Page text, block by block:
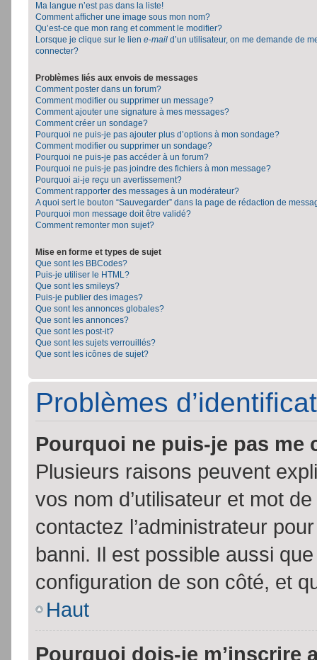
Ma langue n’est pas dans la liste!
Comment afficher une image sous mon nom?
Qu’est-ce que mon rang et comment le modifier?
Lorsque je clique sur le lien e-mail d’un utilisateur, on me demande de
connecter?
Problèmes liés aux envois de messages
Comment poster dans un forum?
Comment modifier ou supprimer un message?
Comment ajouter une signature à mes messages?
Comment créer un sondage?
Pourquoi ne puis-je pas ajouter plus d’options à mon sondage?
Comment modifier ou supprimer un sondage?
Pourquoi ne puis-je pas accéder à un forum?
Pourquoi ne puis-je pas joindre des fichiers à mon message?
Pourquoi ai-je reçu un avertissement?
Comment rapporter des messages à un modérateur?
A quoi sert le bouton “Sauvegarder” dans la page de rédaction de
Pourquoi mon message doit être validé?
Comment remonter mon sujet?
Mise en forme et types de sujet
Que sont les BBCodes?
Puis-je utiliser le HTML?
Que sont les smileys?
Puis-je publier des images?
Que sont les annonces globales?
Que sont les annonces?
Que sont les post-it?
Que sont les sujets verrouillés?
Que sont les icônes de sujet?
Problèmes
Pourquoi ne puis-je pas me
Plusieurs raisons peuvent
vos nom d’utilisateur et mot
contactez l’administrateur
banni. Il est possible aussi
configuration de son côté, et
Haut
Pourquoi dois-je m’inscrire